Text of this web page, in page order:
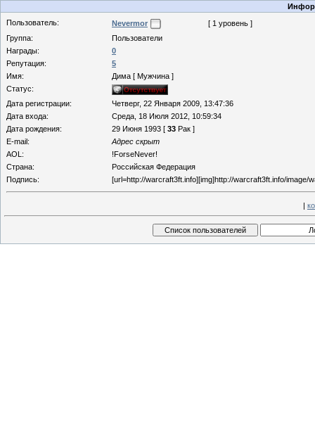
Пользователь:
Nevermor
[ 1 уровень ]
Группа:
Пользователи
Награды:
0
Репутация:
5
Имя:
Дима [ Мужчина ]
Статус:
Дата регистрации:
Четверг, 22 Января 2009, 13:47:36
Дата входа:
Среда, 18 Июля 2012, 10:59:34
Дата рождения:
29 Июня 1993 [ 33 Рак ]
E-mail:
Адрес скрыт
AOL:
!ForseNever!
Страна:
Российская Федерация
Подпись:
[url=http://warcraft3ft.info][img]http://warcraft3ft.info/image/
|